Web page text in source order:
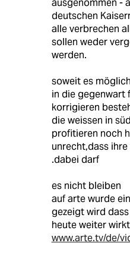
ausgenommen -
deutschen
alle verbrechen
sollen weder
werden.
soweit es
in die gegenwart
korrigieren
die weissen in
profitieren noch
unrecht,dass
.dabei darf
es nicht bleiben
auf arte wurde
gezeigt wird
heute weiter
www.arte.tv/de/